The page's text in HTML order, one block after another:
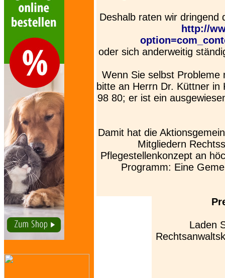
Deshalb raten wir dringend
http://
oder sich anderweitig
Wenn Sie selbst Probleme
bitte an Herrn Dr. Küttner
98 80; er ist ein
Damit hat die
Mitgliedern
Pflegestellenkonzept an
Programm: Eine
Laden